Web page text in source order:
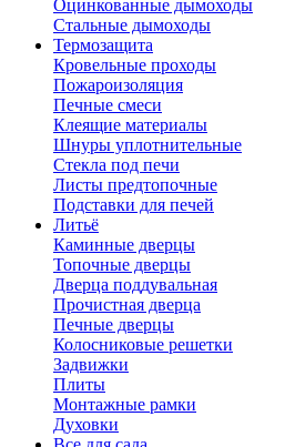
Оцинкованные дымоходы
Стальные дымоходы
Термозащита
Кровельные проходы
Пожароизоляция
Печные смеси
Клеящие материалы
Шнуры уплотнительные
Стекла под печи
Листы предтопочные
Подставки для печей
Литьё
Каминные дверцы
Топочные дверцы
Дверца поддувальная
Прочистная дверца
Печные дверцы
Колосниковые решетки
Задвижки
Плиты
Монтажные рамки
Духовки